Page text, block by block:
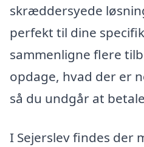
skræddersyede
perfekt til dine
sammenligne flere
opdage, hvad der er
så du undgår at
I Sejerslev findes der